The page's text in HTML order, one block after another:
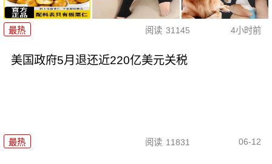
最热 阅读 31145 4小时前
美国政府5月退还近220亿美元关税
最热 阅读 11831 06-12